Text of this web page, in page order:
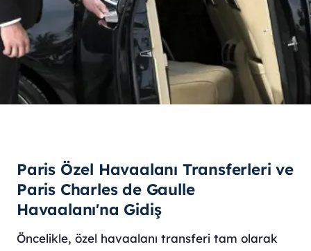
Paris Özel Havaalanı Transferleri ve
Paris Charles de Gaulle
Havaalanı'na Gidiş
Öncelikle, özel havaalanı transferi tam olarak